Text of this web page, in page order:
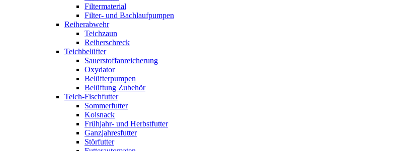
Filtermaterial
Filter- und Bachlaufpumpen
Reiherabwehr
Teichzaun
Reiherschreck
Teichbelüfter
Sauerstoffanreicherung
Oxydator
Belüfterpumpen
Belüftung Zubehör
Teich-Fischfutter
Sommerfutter
Koisnack
Frühjahr- und Herbstfutter
Ganzjahresfutter
Störfutter